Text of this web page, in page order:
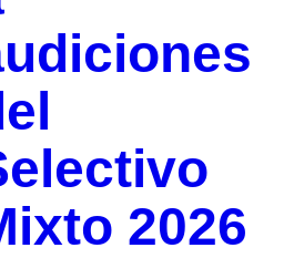
2026